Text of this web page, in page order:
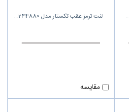
لنت ترمز عقب تکستار مدل 244880
مقایسه